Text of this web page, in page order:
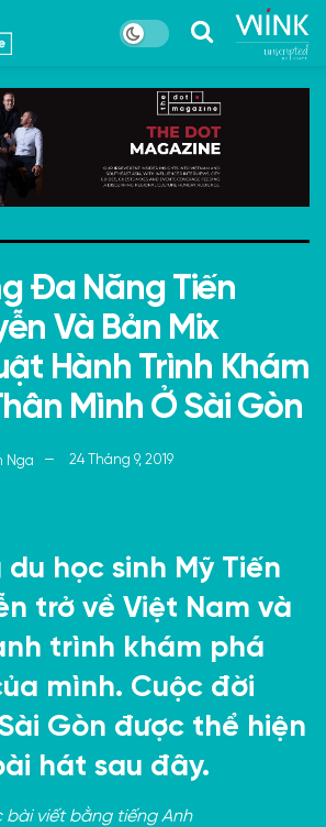
Đa Năng Tiến
Và Bản Mix
Hành Trình Khám
Mình Ở Sài Gòn
Nga 24 Tháng 9, 2019
học sinh Mỹ Tiến
trở về Việt Nam và
trình khám phá
mình. Cuộc đời
Gòn được thể hiện
hát sau đây.
bài viết bằng tiếng Anh